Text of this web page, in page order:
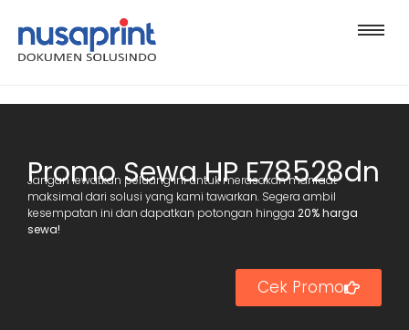
Promo Sewa HP E78528dn
Jangan lewatkan peluang ini untuk merasakan manfaat
maksimal dari solusi yang kami tawarkan. Segera ambil
kesempatan ini dan dapatkan potongan hingga 20% harga
sewa!
Cek Promo